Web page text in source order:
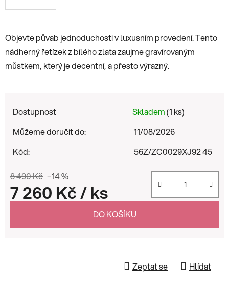
Objevte půvab jednoduchosti v luxusním provedení. Tento
nádherný řetízek z bílého zlata zaujme gravírovaným
můstkem, který je decentní, a přesto výrazný.
Dostupnost Skladem(1 ks)
Můžeme doručit do:
11/08/2026
Kód:
56Z/ZC0029XJ92 45
8 490 Kč –14 %
7 260 Kč/ ks
DO KOŠÍKU
Zeptat se Hlídat